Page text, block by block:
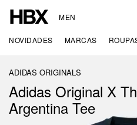
MEN
NOVIDADES MARCAS
ADIDAS ORIGINALS
Adidas Original X
Argentina Tee